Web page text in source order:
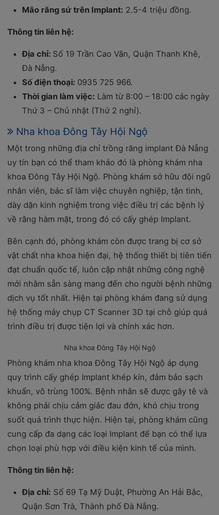
Mão răng sứ trên Implant: 2.5-4 triệu đồng.
Thông tin liên hệ:
Địa chỉ: Số 19 Trần Cao Vân, Quận Thanh Khê,
Đà Nẵng.
Số điện thoại: 0935 725 966.
Thời gian làm việc: Làm từ 8:00 – 18:00 các ngày
Thứ 3 – Chủ nhật (Thứ 2 nghỉ).
Nha khoa Đông Tây Hội Ngộ
Một trong những địa chỉ trồng răng implant Đà Nẵng
uy tín bạn có thể tham khảo đó là phòng khám nha
khoa Đông Tây Hội Ngộ. Phòng khám sở hữu đội ngũ
nhân viên, bác sĩ làm việc chuyên nghiệp, tận tình,
dày dặn kinh nghiệm trong việc điều trị các bệnh lý
về răng hàm mặt, trong đó có cấy ghép Implant.
Bên cạnh đó, phòng khám còn được trang bị cơ sở
vật chất nha khoa hiện đại, hệ thống thiết bị tiên tiến
đạt chuẩn quốc tế, luôn cập nhật những công nghệ
mới nhằm sẵn sàng mang đến cho người bệnh những
dịch vụ tốt nhất. Hiện tại phòng khám đang sử dụng
hệ thống máy chụp CT Scanner 3D tại chỗ giúp quá
trình điều trị được tiện lợi và chính xác hơn.
Nha khoa Đông Tây Hội Ngộ
Phòng khám nha khoa Đông Tây Hội Ngộ áp dụng
quy trình cấy ghép Implant khép kín, đảm bảo sạch
khuẩn, vô trùng 100%. Bệnh nhân sẽ được gây tê và
không phải chịu cảm giác đau đớn, khó chịu trong
suốt quá trình thực hiện. Hiện tại, phòng khám cũng
cung cấp đa dạng các loại Implant để bạn có thể lựa
chọn loại phù hợp với điều kiện kinh tế của mình.
Thông tin liên hệ:
Địa chỉ: Số 69 Tạ Mỹ Duật, Phường An Hải Bắc,
Quận Sơn Trà, Thành phố Đà Nẵng.